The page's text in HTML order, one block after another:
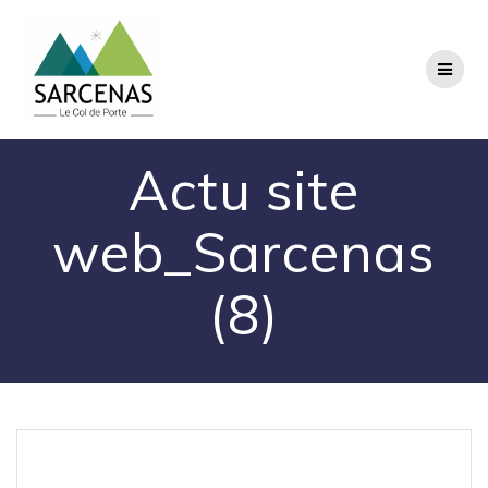
Actu site
web_Sarcenas
(8)